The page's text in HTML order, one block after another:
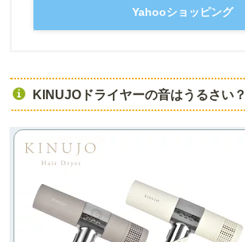
Yahooショッピング
KINUJOドライヤーの音はうるさい？